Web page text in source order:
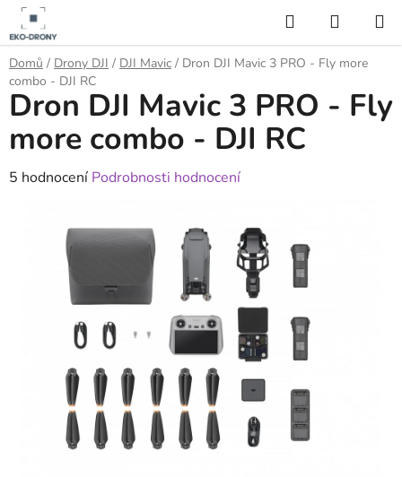
Přejít
obsah
Hledat
KOŠÍK
Domů / Drony DJI / DJI Mavic / Dron DJI Mavic 3 PRO - Fly more
combo - DJI RC
Dron DJI Mavic 3 PRO - Fly
more combo - DJI RC
Průměrné
hvězdiček.
5 hodnocení Podrobnosti hodnocení